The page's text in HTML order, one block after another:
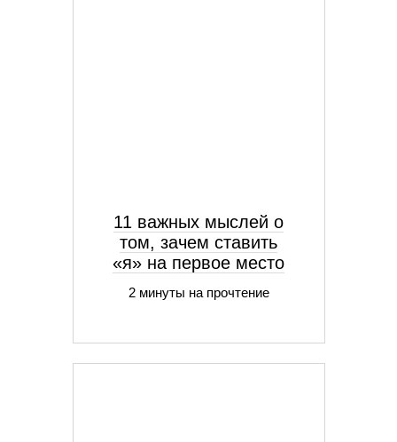
11 важных мыслей о
том, зачем ставить
«я» на первое место
2 минуты на прочтение